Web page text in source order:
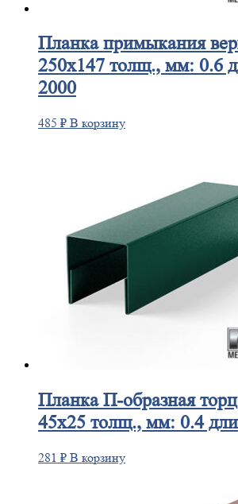
Планкапримыкания
250х147 толщ., мм: 0.6
2000
485 ₽ В корзину
ПланкаП-образная
45х25 толщ., мм: 0.4
281 ₽ В корзину